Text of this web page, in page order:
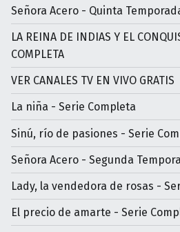
Señora Acero - Quinta
LA REINA DE INDIAS Y EL
COMPLETA
VER CANALES TV EN VIVO GRATIS
La niña - Serie Completa
Sinú, río de pasiones - Serie
Señora Acero - Segunda
Lady, la vendedora de rosas -
El precio de amarte - Serie